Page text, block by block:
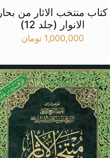
کتاب منتخب الاثار من بحار
الانوار (جلد 12)
1,000,000 تومان